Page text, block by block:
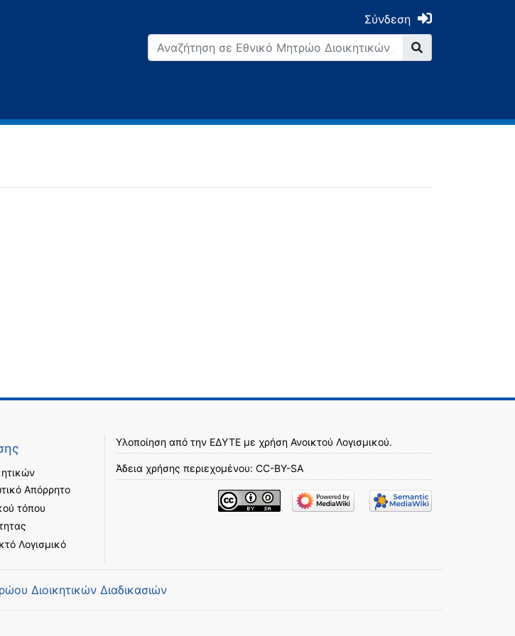
Σύνδεση
Απόρρητο
τόπου
Λογισμικό
Υλοποίηση από την ΕΔΥΤΕ με χρήση Ανοικτού Λογισμικού.
Άδεια χρήσης περιεχομένου: CC-BY-SA
Διοικητικών Διαδικασιών